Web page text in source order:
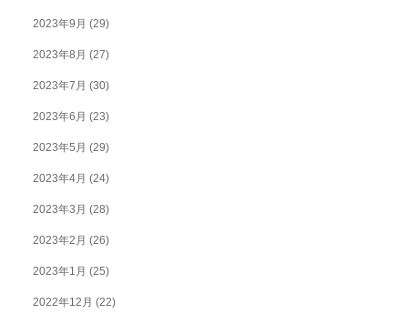
2023年9月 (29)
2023年8月 (27)
2023年7月 (30)
2023年6月 (23)
2023年5月 (29)
2023年4月 (24)
2023年3月 (28)
2023年2月 (26)
2023年1月 (25)
2022年12月 (22)